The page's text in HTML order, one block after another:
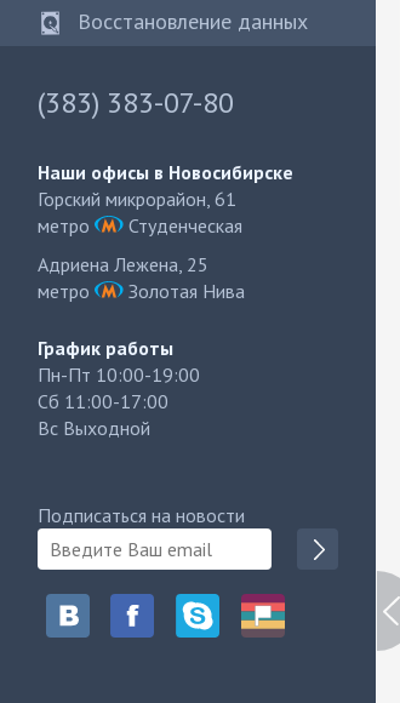
Восстановление данных
(383) 383-07-80
Наши офисы в Новосибирске
Горский микрорайон, 61
метро
Студенческая
Адриена Лежена, 25
метро
Золотая Нива
График работы
Пн-Пт 10:00-19:00
Сб 11:00-17:00
Вс Выходной
Подписаться на новости